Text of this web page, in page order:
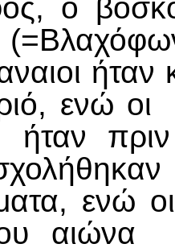
ο
ήταν
ενώ οι
ήταν
ενώ
αιώνα